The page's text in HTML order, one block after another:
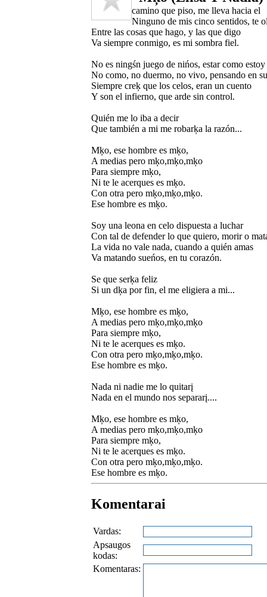
camino que piso, me lleva hacia el
Ninguno de mis cinco sentidos, te
Entre las cosas que hago, y las que digo
Va siempre conmigo, es mi sombra fiel.
No es ningśn juego de nińos, estar como estoy
No como, no duermo, no vivo, pensando en
Siempre creķ que los celos, eran un cuento
Y son el infierno, que arde sin control.
Quién me lo iba a decir
Que también a mi me robarķa la razón...
Mķo, ese hombre es mķo,
A medias pero mķo,mķo,mķo
Para siempre mķo,
Ni te le acerques es mķo.
Con otra pero mķo,mķo,mķo.
Ese hombre es mķo.
Soy una leona en celo dispuesta a luchar
Con tal de defender lo que quiero, morir o
La vida no vale nada, cuando a quién amas
Va matando sueńos, en tu corazón.
Se que serķa feliz
Si un dķa por fin, el me eligiera a mi...
Mķo, ese hombre es mķo,
A medias pero mķo,mķo,mķo
Para siempre mķo,
Ni te le acerques es mķo.
Con otra pero mķo,mķo,mķo.
Ese hombre es mķo.
Nada ni nadie me lo quitarį
Nada en el mundo nos separarį....
Mķo, ese hombre es mķo,
A medias pero mķo,mķo,mķo
Para siempre mķo,
Ni te le acerques es mķo.
Con otra pero mķo,mķo,mķo.
Ese hombre es mķo.
Komentarai
Vardas:
Apsaugos
kodas:
Komentaras: